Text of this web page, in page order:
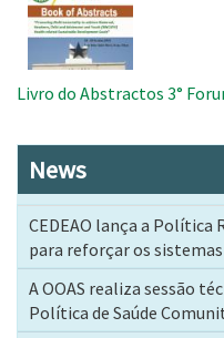
Livro do Abstractos 3°
News
CEDEAO lança a Política
para reforçar os
A OOAS realiza sessão
Política de Saúde